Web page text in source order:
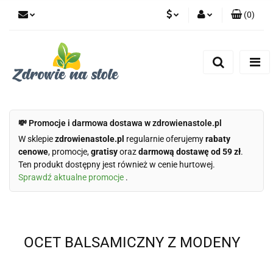
(0)
💸 Promocje i darmowa dostawa w zdrowienastole.pl
W sklepiezdrowienastole.pl regularnie oferujemyrabaty
cenowe, promocje,gratisyorazdarmową dostawę od 59 zł.
Ten produkt dostępny jest również w cenie hurtowej.
Sprawdź aktualne promocje .
OCET BALSAMICZNY Z MODENY